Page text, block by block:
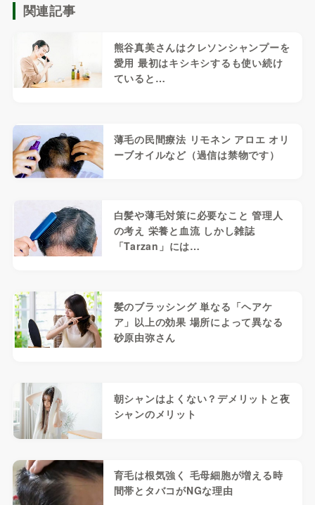
関連記事
熊谷真美さんはクレソンシャンプーを
愛用 最初はキシキシするも使い続け
ていると…
薄毛の民間療法 リモネン アロエ オリ
ーブオイルなど（過信は禁物です）
白髪や薄毛対策に必要なこと 管理人
の考え 栄養と血流 しかし雑誌
「Tarzan」には…
髪のブラッシング 単なる「ヘアケ
ア」以上の効果 場所によって異なる
砂原由弥さん
朝シャンはよくない？デメリットと夜
シャンのメリット
育毛は根気強く 毛母細胞が増える時
間帯とタバコがNGな理由